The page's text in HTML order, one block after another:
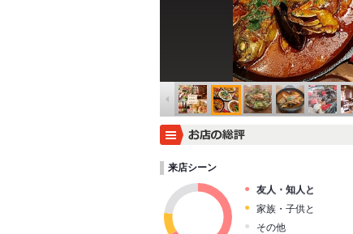
来店シーン
友人・知人と
家族・子供と
その他